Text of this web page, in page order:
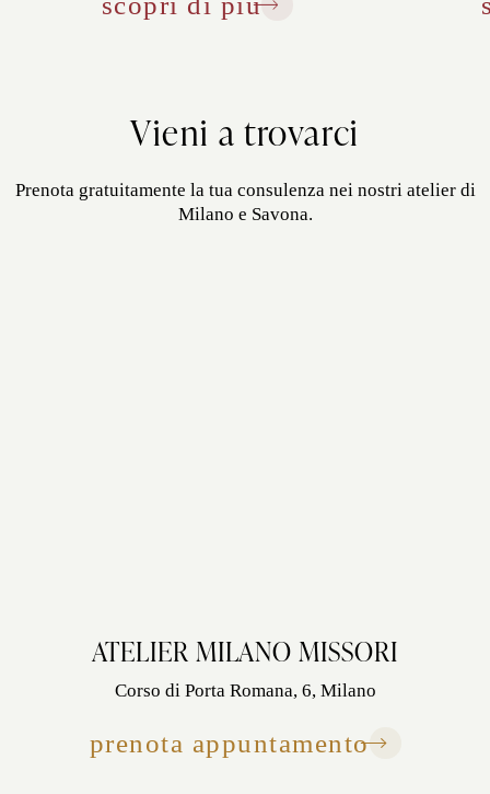
Vieni a trovarci
Prenota gratuitamente la tua consulenza nei nostri atelier di
Milano e Savona.
ATELIER MILANO MISSORI
Corso di Porta Romana, 6, Milano
prenota appuntamento